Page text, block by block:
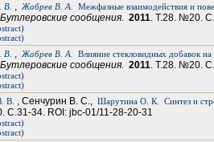
В. , Жабрев В. А.
Межфазные взаимодействия и
сообщения. 2011. Т.28. №20.
В. , Жабрев В. А.
Влияние стекловидных добавок
сообщения. 2011. Т.28. №20.
В. , Сенчурин В. С., Шарутина О. К. Синтез и
С.31-34. ROI: jbc-01/11-28-20-31